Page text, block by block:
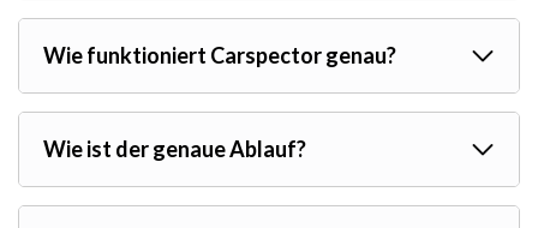
Wie funktioniert Carspector genau?
Wie ist der genaue Ablauf?